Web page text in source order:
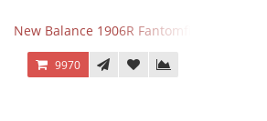
New Balance 1906R Fantomfit White
9970